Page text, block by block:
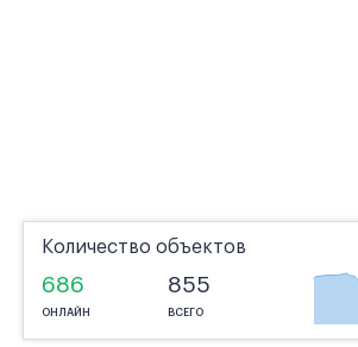
Количество объектов
686
ОНЛАЙН
855
ВСЕГО